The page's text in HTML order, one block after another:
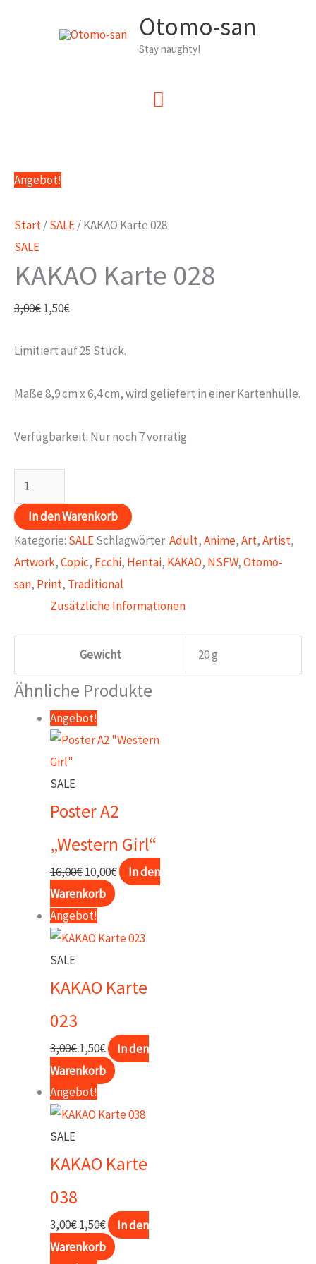
Otomo-san
Stay naughty!
Hauptmenü
Angebot!
Start/SALE/ KAKAO Karte 028
SALE
KAKAO Karte 028
3,00€Ursprünglicher
war:
1,50€Aktueller
ist:
Limitiert auf 25 Stück.
Maße 8,9 cm x 6,4 cm, wird geliefert in einer Kartenhülle.
Verfügbarkeit: Nur noch 7 vorrätig
KAKAO
Karte
028
Menge
In den Warenkorb
Kategorie: SALESchlagwörter:Adult,Anime,Art,Artist,
Artwork,Copic, Ecchi, Hentai, KAKAO, NSFW,Otomo-
san, Print, Traditional
Zusätzliche Informationen
Gewicht 20 g
Ähnliche Produkte
Angebot!
SALE
Poster A2
„Western Girl“
16,00€Ursprünglicher
Preis
war:
16,00€
10,00€Aktueller
10,00€.
In den
Warenkorb
Angebot!
SALE
KAKAO Karte
023
3,00€Ursprünglicher
Preis
war:
3,00€
1,50€Aktueller
Preis
1,50€.
In den
Warenkorb
Angebot!
SALE
KAKAO Karte
038
3,00€Ursprünglicher
Preis
1,50€Aktueller
Preis
In den
Warenkorb